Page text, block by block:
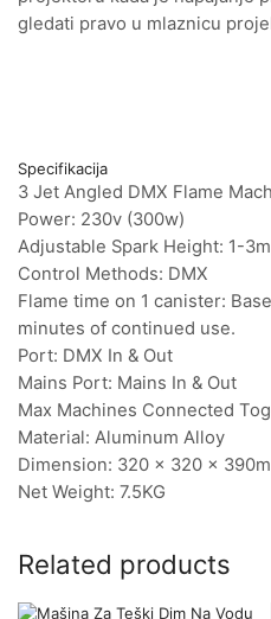
gledati pravo u mlaznicu
Specifikacija
3 Jet Angled DMX Flame
Power: 230v (300w)
Adjustable Spark Height: 1-
Control Methods: DMX
Flame time on 1 canister:
minutes of continued use.
Port: DMX In & Out
Mains Port: Mains In & Out
Max Machines Connected
Material: Aluminum Alloy
Dimension: 320 x 320 x
Net Weight: 7.5KG
Related products